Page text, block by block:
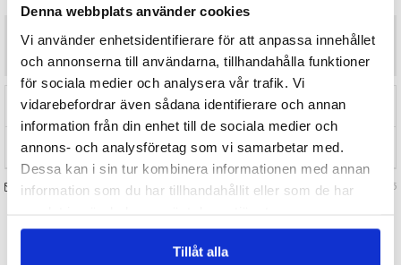
Denna webbplats använder cookies
Vi använder enhetsidentifierare för att anpassa innehållet
och annonserna till användarna, tillhandahålla funktioner
för sociala medier och analysera vår trafik. Vi
vidarebefordrar även sådana identifierare och annan
information från din enhet till de sociala medier och
annons- och analysföretag som vi samarbetar med.
Dessa kan i sin tur kombinera informationen med annan
information som du har tillhandahållit eller som de har
Tillåt alla
Värmeljus i 6-pack med underbara dofter av eteriska oljor. Brinntid
ca 4H.
RECENSIONER (0)
TIPSA
FRÅGA OSS OM VARAN Art. nr 143255
TILL TOPPEN